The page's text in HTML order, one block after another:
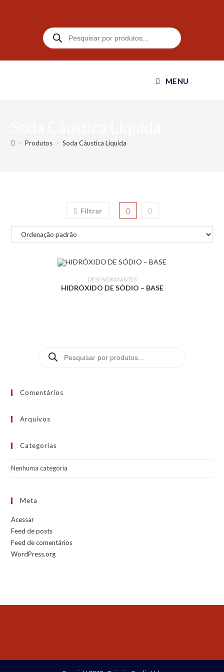
MENU
> Produtos > Soda Cáustica Líquida
Filtrar
LEIA MAIS
DESENGRAXANTES
HIDRÓXIDO DE SÓDIO – BASE
Comentários
Arquivos
Categorias
Nenhuma categoria
Meta
Acessar
Feed de posts
Feed de comentários
WordPress.org